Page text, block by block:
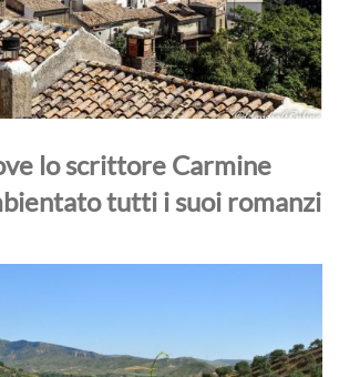
lo scrittore Carmine
tutti i suoi romanzi